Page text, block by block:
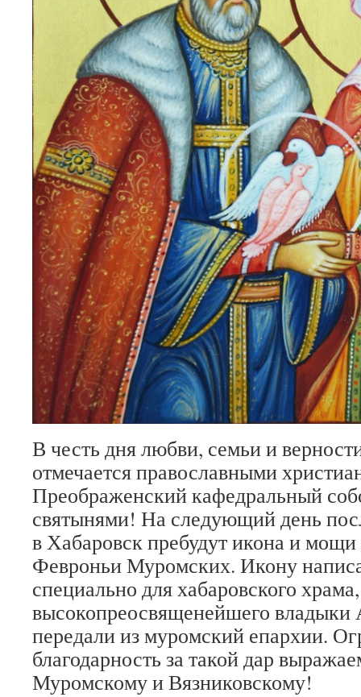
В честь дня любви, семьи и
отмечается православными
Преображенский кафедральный
святынями! На следующий день
в Хабаровск пребудут икона и
Февроньи Муромских. Икону
специально для хабаровского
высокопреосвященейшего владыки
передали из муромский епархии.
благодарность за такой дар
Муромскому и Вязниковскому!